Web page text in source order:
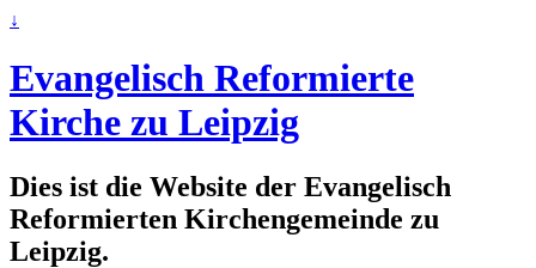
↓
Evangelisch Reformierte
Kirche zu Leipzig
Dies ist die Website der Evangelisch
Reformierten Kirchengemeinde zu
Leipzig.